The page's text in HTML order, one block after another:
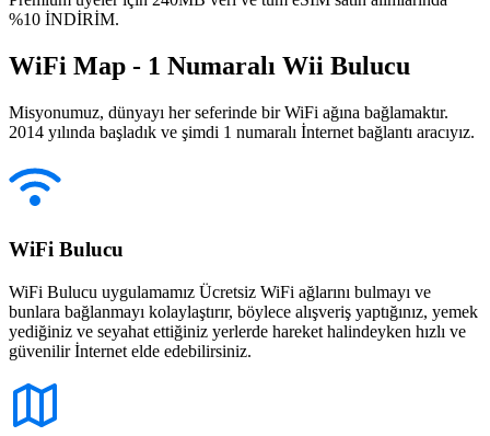
%10 İNDİRİM.
WiFi Map - 1 Numaralı Wii Bulucu
Misyonumuz, dünyayı her seferinde bir WiFi ağına bağlamaktır.
2014 yılında başladık ve şimdi 1 numaralı İnternet bağlantı aracıyız.
WiFi Bulucu
WiFi Bulucu uygulamamız Ücretsiz WiFi ağlarını bulmayı ve
bunlara bağlanmayı kolaylaştırır, böylece alışveriş yaptığınız, yemek
yediğiniz ve seyahat ettiğiniz yerlerde hareket halindeyken hızlı ve
güvenilir İnternet elde edebilirsiniz.